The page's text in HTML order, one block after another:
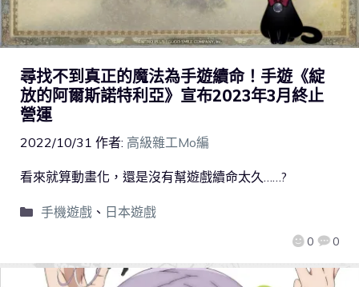
尋找不到真正的魔法為手遊續命！手遊《綻
放的阿爾斯諾特利亞》宣布2023年3月終止
營運
2022/10/31 作者: 高級雜工Mo編
0 0
看來就算動畫化，還是沒有幫遊戲續命太久……?
手機遊戲、 日本遊戲